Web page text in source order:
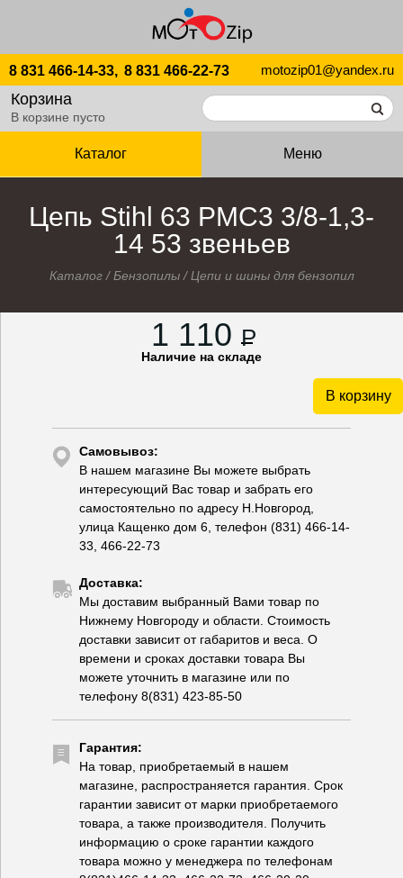
8 831 466-14-33, 8 831 466-22-73 motozip01@yandex.ru
Корзина
В корзине пусто
Каталог Меню
Цепь Stihl 63 РМС3 3/8-1,3-
14 53 звеньев
Каталог/Бензопилы/Цепи и шины для бензопил
1 110 P
Наличие на складе
В корзину
Самовывоз:
В нашем магазине Вы можете выбрать
интересующий Вас товар и забрать его
самостоятельно по адресу Н.Новгород,
улица Кащенко дом 6, телефон (831) 466-14-
33, 466-22-73
Доставка:
Мы доставим выбранный Вами товар по
Нижнему Новгороду и области. Стоимость
доставки зависит от габаритов и веса. О
времени и сроках доставки товара Вы
можете уточнить в магазине или по
телефону 8(831) 423-85-50
Гарантия:
На товар, приобретаемый в нашем
магазине, распространяется гарантия. Срок
гарантии зависит от марки приобретаемого
товара, а также производителя. Получить
информацию о сроке гарантии каждого
товара можно у менеджера по телефонам